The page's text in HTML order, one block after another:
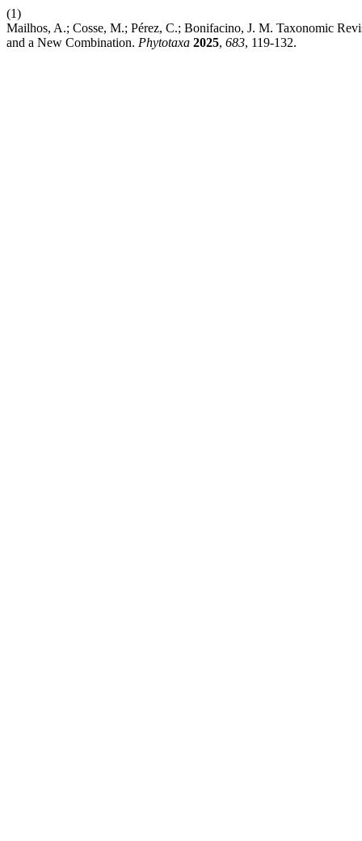
(1)
Mailhos, A.; Cosse, M.; Pérez, C.; Bonifacino, J. M. Taxonomic
and a New Combination. Phytotaxa 2025, 683, 119-132.